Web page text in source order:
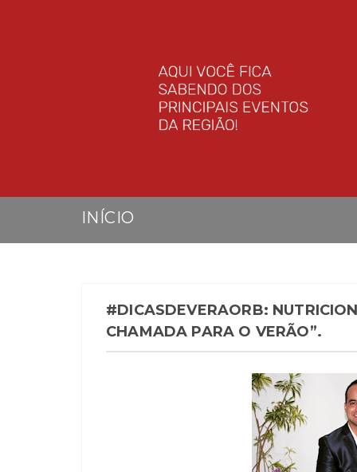
INÍCIO
#DICASDEVERAORB:
CHAMADA PARA O VERÃO”.